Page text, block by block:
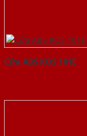
Cửa ABS KOS 101E